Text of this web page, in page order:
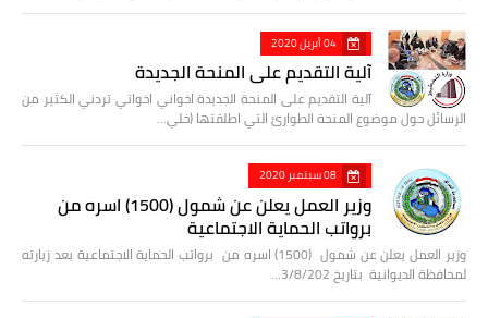
04 أبريل 2020
آلية التقديم على المنحة الجديدة
آلية التقديم على المنحة الجديدة اخواني اخواتي تردني الكثير من
الرسائل حول موضوع المنحة الطوارئ التي اطلقتها (خلي…
08 سبتمبر 2020
وزير العمل يعلن عن شمول (1500) اسره من
برواتب الحماية الاجتماعية
وزير العمل يعلن عن شمول (1500) اسره من برواتب الحماية الاجتماعية بعد زيارته
لمحافظة الديوانية بتاريخ 3/8/202…